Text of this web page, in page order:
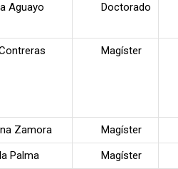
Aguayo Doctorado
Magíster
Zamora
Magíster
Palma
Magíster